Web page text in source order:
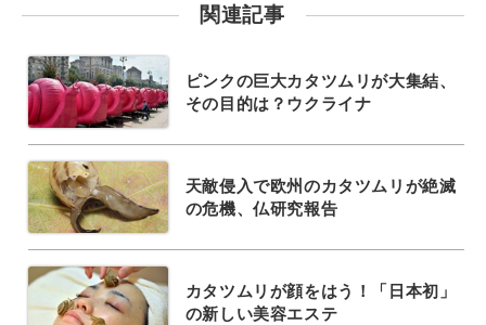
関連記事
ピンクの巨大カタツムリが大集結、
その目的は？ウクライナ
天敵侵入で欧州のカタツムリが絶滅
の危機、仏研究報告
カタツムリが顔をはう！「日本初」
の新しい美容エステ